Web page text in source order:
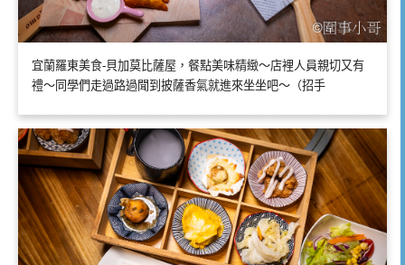
宜蘭羅東美食-貝加莫比薩屋，餐點美味精緻～店裡人員親切又有
禮～同學們走過路過聞到披薩香氣就進來坐坐吧～（招手